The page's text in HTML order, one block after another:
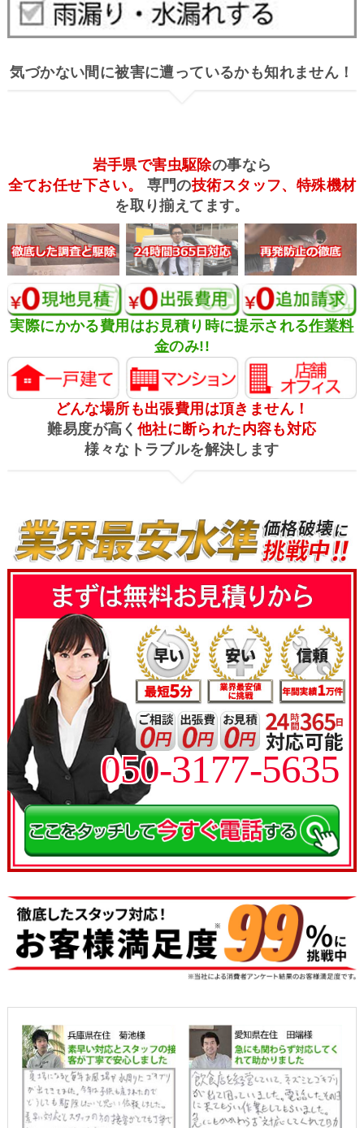
気づかない間に被害に遭っているかも知れません！
岩手県で害虫駆除の事なら
全てお任せ下さい。
専門の技術スタッフ、特殊機材
を取り揃えてます。
実際にかかる費用はお見積り時に提示される作業料
金のみ!!
どんな場所も出張費用は頂きません！
難易度が高く 他社に断られた内容も対応
様々なトラブルを解決します
050-3177-5635